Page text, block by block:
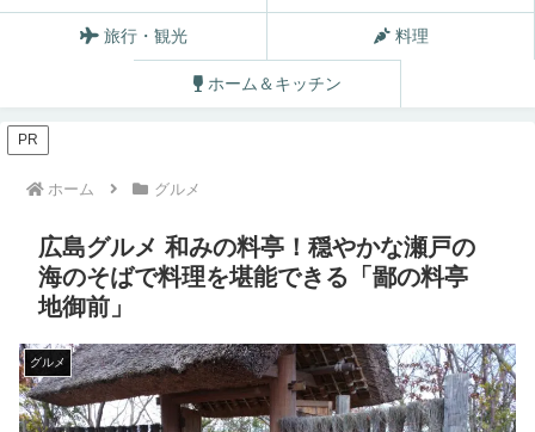
旅行・観光 料理
ホーム＆キッチン
PR
ホーム グルメ
広島グルメ 和みの料亭！穏やかな瀬戸の
海のそばで料理を堪能できる「鄙の料亭
地御前」
グルメ